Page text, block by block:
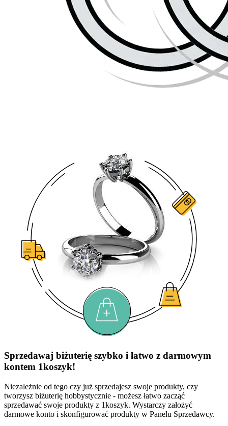
Sprzedawaj biżuterię szybko i łatwo z darmowym
kontem 1koszyk!
Niezależnie od tego czy już sprzedajesz swoje produkty, czy
tworzysz biżuterię hobbystycznie - możesz łatwo zacząć
sprzedawać swoje produkty z 1koszyk. Wystarczy założyć
darmowe konto i skonfigurować produkty w Panelu Sprzedawcy.